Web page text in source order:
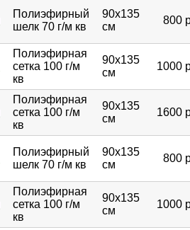
Полиэфирный
шелк 70 г/м кв
90х135
см
800
Полиэфирная
сетка 100 г/м
кв
90х135
см
1000
Полиэфирная
сетка 100 г/м
кв
90х135
см
1600
Полиэфирный
шелк 70 г/м кв
90х135
см
800
Полиэфирная
сетка 100 г/м
кв
90х135
см
1000